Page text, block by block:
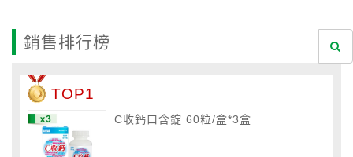
銷售排行榜
TOP1
C收鈣口含錠 60粒/盒*3盒